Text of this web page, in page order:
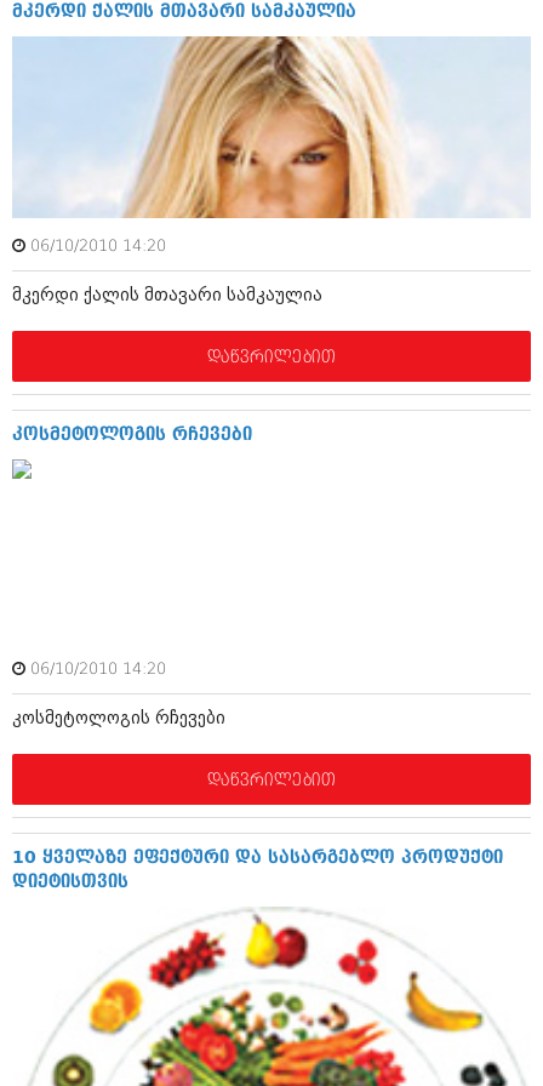
ოქტომბერი 2017 (231)
სექტემბერი 2017 (261)
აგვისტო 2017 (212)
ივლისი 2017 (233)
ივნისი 2017 (265)
მაისი 2017 (216)
აპრილი 2017 (220)
მარტი 2017 (212)
თებერვალი 2017 (205)
იანვარი 2017 (246)
დეკემბერი 2016 (207)
სექტემბერი 2016 (224)
ივლისი 2016 (211)
ივნისი 2016 (221)
აგვისტო 2015 (286)
ივნისი 2015 (261)
მაისი 2015 (194)
აპრილი 2015 (208)
იანვარი 2015 (247)
დეკემბერი 2014 (342)
ოქტომბერი 2014 (292)
სექტემბერი 2014 (394)
აგვისტო 2014 (248)
ივლისი 2014 (313)
ივნისი 2014 (366)
მაისი 2014 (313)
აპრილი 2014 (290)
მკერდი ქალის მთავარი სამკაულია
06/10/2010 14:20
მკერდი ქალის მთავარი სამკაულია
დაწვრილებით
კოსმეტოლოგის რჩევები
06/10/2010 14:20
კოსმეტოლოგის რჩევები
დაწვრილებით
10 ყველაზე ეფექტური და სასარგებლო პროდუქტი
დიეტისთვის